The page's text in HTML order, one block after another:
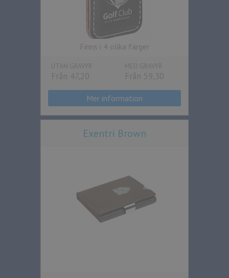
Finns i 4 olika färger
UTAN GRAVYR
Från 47,20
MED GRAVYR
Från 59,30
Mer information
Exentri Brown